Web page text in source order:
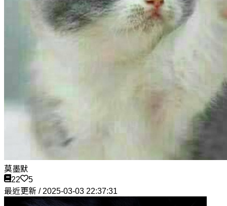
莫墨默
22
5
最近更新 / 2025-03-03 22:37:31